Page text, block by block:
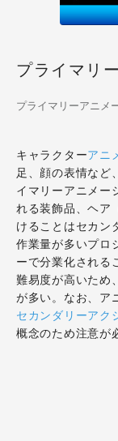
プライマリ
プライマリーアニメ
キャラクターアニ
足、顔の表情など
イマリーアニメー
れる装飾品、ヘア
けることはセカン
作業量が多いプロ
ーで分業化される
難易度が高いため
が多い。なお、ア
セカンダリーアク
概念のため注意が